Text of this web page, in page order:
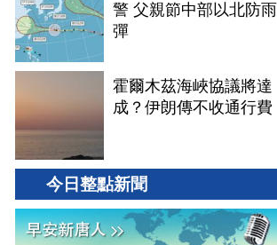
警 父親節中部以北防雨
彈
霍爾木茲海峽協議將達
成？伊朗傳不收通行費
今日整點新聞